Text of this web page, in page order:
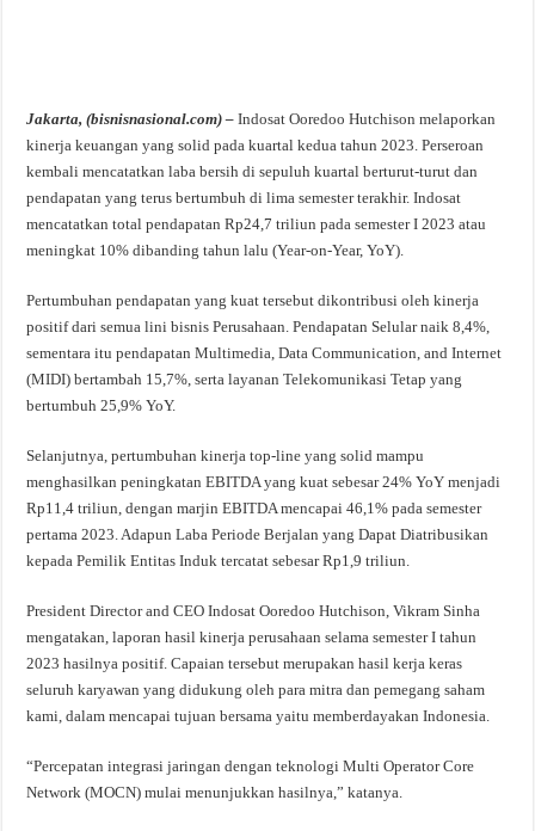
Jakarta, (bisnisnasional.com) – Indosat Ooredoo Hutchison melaporkan
kinerja keuangan yang solid pada kuartal kedua tahun 2023. Perseroan
kembali mencatatkan laba bersih di sepuluh kuartal berturut-turut dan
pendapatan yang terus bertumbuh di lima semester terakhir. Indosat
mencatatkan total pendapatan Rp24,7 triliun pada semester I 2023 atau
meningkat 10% dibanding tahun lalu (Year-on-Year, YoY).
Pertumbuhan pendapatan yang kuat tersebut dikontribusi oleh kinerja
positif dari semua lini bisnis Perusahaan. Pendapatan Selular naik 8,4%,
sementara itu pendapatan Multimedia, Data Communication, and Internet
(MIDI) bertambah 15,7%, serta layanan Telekomunikasi Tetap yang
bertumbuh 25,9% YoY.
Selanjutnya, pertumbuhan kinerja top-line yang solid mampu
menghasilkan peningkatan EBITDA yang kuat sebesar 24% YoY menjadi
Rp11,4 triliun, dengan marjin EBITDA mencapai 46,1% pada semester
pertama 2023. Adapun Laba Periode Berjalan yang Dapat Diatribusikan
kepada Pemilik Entitas Induk tercatat sebesar Rp1,9 triliun.
President Director and CEO Indosat Ooredoo Hutchison, Vikram Sinha
mengatakan, laporan hasil kinerja perusahaan selama semester I tahun
2023 hasilnya positif. Capaian tersebut merupakan hasil kerja keras
seluruh karyawan yang didukung oleh para mitra dan pemegang saham
kami, dalam mencapai tujuan bersama yaitu memberdayakan Indonesia.
“Percepatan integrasi jaringan dengan teknologi Multi Operator Core
Network (MOCN) mulai menunjukkan hasilnya,” katanya.